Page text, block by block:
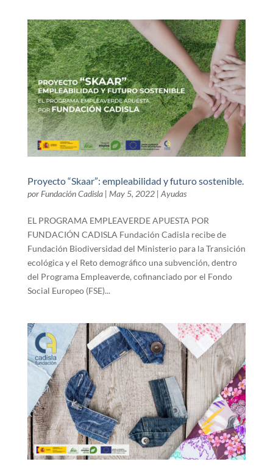
Proyecto “Skaar”: empleabilidad y futuro sostenible.
por Fundación Cadisla| May 5, 2022| Ayudas
EL PROGRAMA EMPLEAVERDE APUESTA POR
FUNDACIÓN CADISLA Fundación Cadisla recibe de
Fundación Biodiversidad del Ministerio para la Transición
ecológica y el Reto demográfico una subvención, dentro
del Programa Empleaverde, cofinanciado por el Fondo
Social Europeo (FSE)...